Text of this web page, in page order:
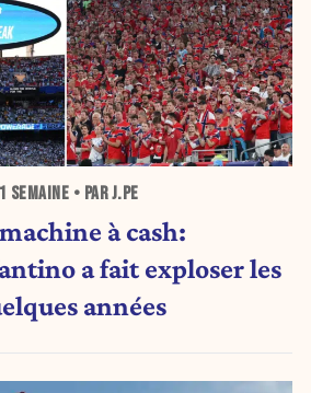
1 SEMAINE • PAR J.PE
à cash:
a fait exploser les
années